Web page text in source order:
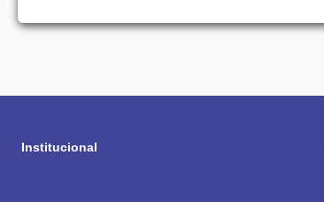
Institucional